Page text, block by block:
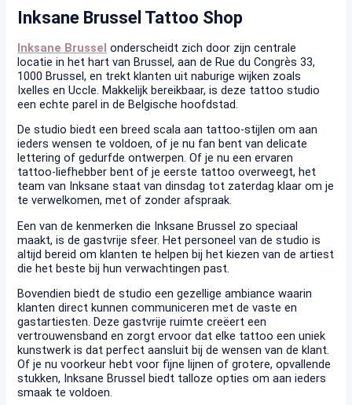
Inksane Brussel Tattoo Shop
Inksane Brussel onderscheidt zich door zijn centrale
locatie in het hart van Brussel, aan de Rue du Congrès 33,
1000 Brussel, en trekt klanten uit naburige wijken zoals
Ixelles en Uccle. Makkelijk bereikbaar, is deze tattoo studio
een echte parel in de Belgische hoofdstad.
De studio biedt een breed scala aan tattoo-stijlen om aan
ieders wensen te voldoen, of je nu fan bent van delicate
lettering of gedurfde ontwerpen. Of je nu een ervaren
tattoo-liefhebber bent of je eerste tattoo overweegt, het
team van Inksane staat van dinsdag tot zaterdag klaar om je
te verwelkomen, met of zonder afspraak.
Een van de kenmerken die Inksane Brussel zo speciaal
maakt, is de gastvrije sfeer. Het personeel van de studio is
altijd bereid om klanten te helpen bij het kiezen van de artiest
die het beste bij hun verwachtingen past.
Bovendien biedt de studio een gezellige ambiance waarin
klanten direct kunnen communiceren met de vaste en
gastartiesten. Deze gastvrije ruimte creëert een
vertrouwensband en zorgt ervoor dat elke tattoo een uniek
kunstwerk is dat perfect aansluit bij de wensen van de klant.
Of je nu voorkeur hebt voor fijne lijnen of grotere, opvallende
stukken, Inksane Brussel biedt talloze opties om aan ieders
smaak te voldoen.